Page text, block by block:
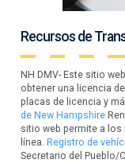
Recursos de
NH DMV- Este sitio
obtener una licencia
placas de licencia y
de New Hampshire
sitio web permite a
línea. Registro de
Secretario del Pueblo/